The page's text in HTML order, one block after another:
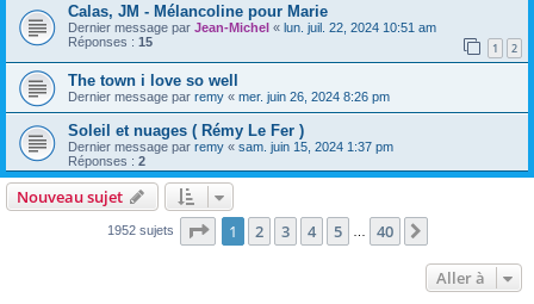
Calas, JM - Mélancoline pour Marie
Dernier message par Jean-Michel « lun. juil. 22, 2024 10:51 am
Réponses : 15 1 2
The town i love so well
Dernier message par remy « mer. juin 26, 2024 8:26 pm
Soleil et nuages ( Rémy Le Fer )
Dernier message par remy « sam. juin 15, 2024 1:37 pm
Réponses : 2
Nouveau sujet
1952 sujets Page 1sur40
1 2 3 4 5 40
Aller à